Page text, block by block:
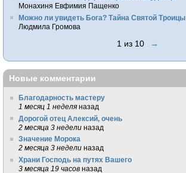
Монахиня Евфимия Пащенко
Можно ли увидеть Бога? Тайна Святой Троицы
Людмила Громова
1 из 10 →
Новые комментарии
Благодарность мастеру
1 месяц 1 неделя назад
Дорогой отец Алексий, очень
2 месяца 3 недели назад
Значение Морока
2 месяца 3 недели назад
Храни Господь на путях Вашего
3 месяца 19 часов назад